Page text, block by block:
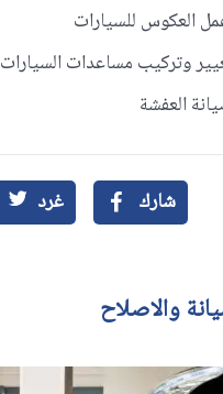
العكوس للسيارات
وتركيب مساعدات السيارات
العفشة
شارك غرد
والاصلاح